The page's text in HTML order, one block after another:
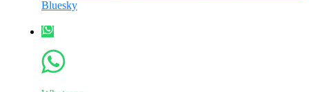
Bluesky